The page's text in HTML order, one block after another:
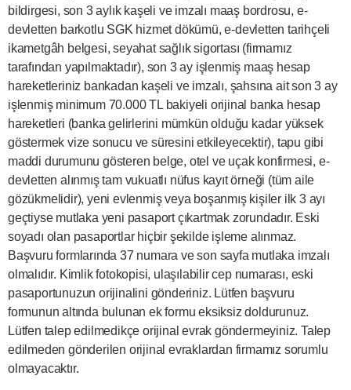
bildirgesi, son 3 aylık kaşeli ve imzalı maaş bordrosu, e-
devletten barkotlu SGK hizmet dökümü, e-devletten tarihçeli
ikametgâh belgesi, seyahat sağlık sigortası (firmamız
tarafından yapılmaktadır), son 3 ay işlenmiş maaş hesap
hareketleriniz bankadan kaşeli ve imzalı, şahsına ait son 3 ay
işlenmiş minimum 70.000 TL bakiyeli orijinal banka hesap
hareketleri (banka gelirlerini mümkün olduğu kadar yüksek
göstermek vize sonucu ve süresini etkileyecektir), tapu gibi
maddi durumunu gösteren belge, otel ve uçak konfirmesi, e-
devletten alınmış tam vukuatlı nüfus kayıt örneği (tüm aile
gözükmelidir), yeni evlenmiş veya boşanmış kişiler ilk 3 ayı
geçtiyse mutlaka yeni pasaport çıkartmak zorundadır. Eski
soyadı olan pasaportlar hiçbir şekilde işleme alınmaz.
Başvuru formlarında 37 numara ve son sayfa mutlaka imzalı
olmalıdır. Kimlik fotokopisi, ulaşılabilir cep numarası, eski
pasaportunuzun orijinalini gönderiniz. Lütfen başvuru
formunun altında bulunan ek formu eksiksiz doldurunuz.
Lütfen talep edilmedikçe orijinal evrak göndermeyiniz. Talep
edilmeden gönderilen orijinal evraklardan firmamız sorumlu
olmayacaktır.